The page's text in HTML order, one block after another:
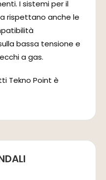
I sistemi per il
rispettano anche le
bassa tensione e
a gas.
Tekno Point è